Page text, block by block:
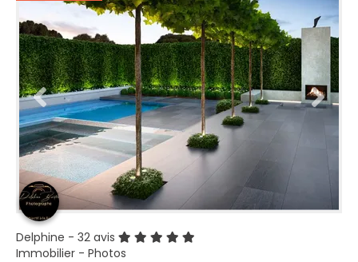
Delphine - 32 avis
Immobilier - Photos